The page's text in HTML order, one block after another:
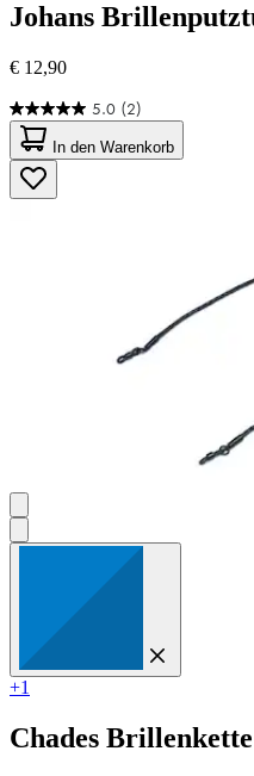
Johans
€ 12,90
5.0 (2)
5.0
von
5
Sternen.
2
In den Warenkorb
+1
Chades